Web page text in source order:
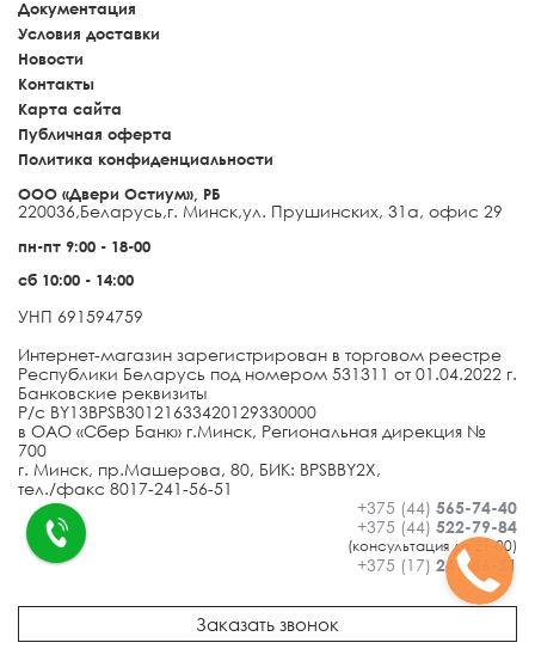
Документация
Условия доставки
Новости
Контакты
Карта сайта
Публичная оферта
Политика конфиденциальности
ООО «Двери Остиум», РБ
220036,Беларусь,г. Минск,ул. Прушинских, 31а, офис 29
пн-пт 9:00 - 18-00
сб 10:00 - 14:00
УНП 691594759
Интернет-магазин зарегистрирован в торговом реестре
Республики Беларусь под номером 531311 от 01.04.2022 г.
Банковские реквизиты
Р/с BY13BPSB30121633420129330000
в ОАО «Сбер Банк» г.Минск, Региональная дирекция №
700
г. Минск, пр.Машерова, 80, БИК: BPSBBY2X,
тел./факс 8017-241-56-51
+375 (44) 565-74-40
+375 (44) 522-79-84
(консультация до 21-00)
+375 (17) 241-56-51
Заказать звонок